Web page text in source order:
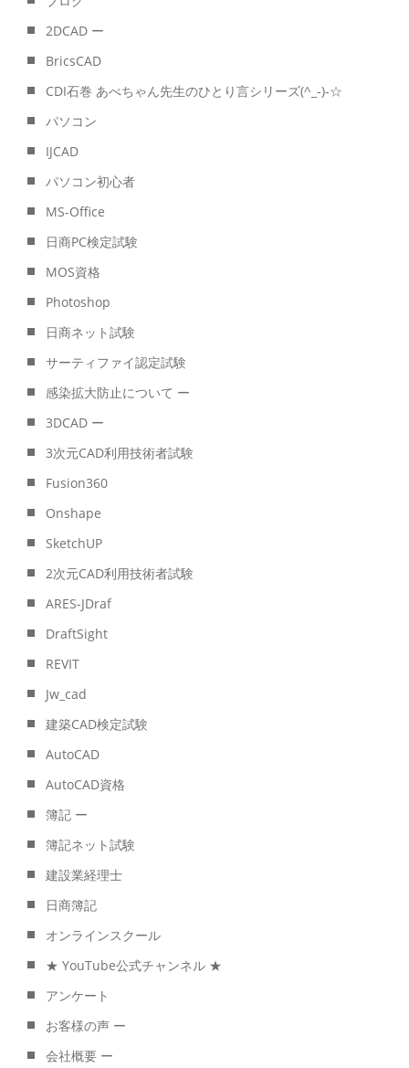
2DCAD ー
BricsCAD
CDI石巻 あべちゃん先生のひとり言シリーズ(^_-)-☆
パソコン
IJCAD
パソコン初心者
MS-Office
日商PC検定試験
MOS資格
Photoshop
日商ネット試験
サーティファイ認定試験
感染拡大防止について ー
3DCAD ー
3次元CAD利用技術者試験
Fusion360
Onshape
SketchUP
2次元CAD利用技術者試験
ARES-JDraf
DraftSight
REVIT
Jw_cad
建築CAD検定試験
AutoCAD
AutoCAD資格
簿記 ー
簿記ネット試験
建設業経理士
日商簿記
オンラインスクール
★ YouTube公式チャンネル ★
アンケート
お客様の声 ー
会社概要 ー